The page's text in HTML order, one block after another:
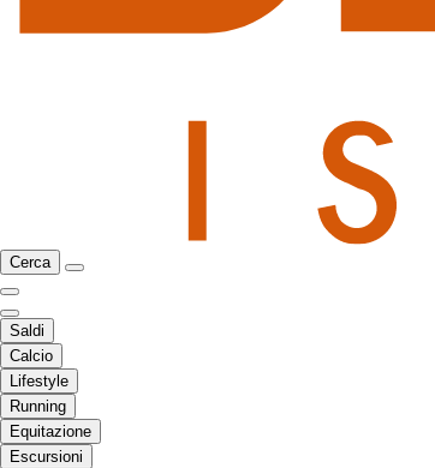
Cerca
Saldi
Calcio
Lifestyle
Running
Equitazione
Escursioni